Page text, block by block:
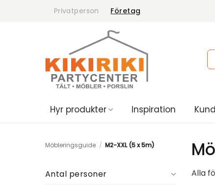
Privatperson Företag
Hyr produkter Inspiration
Möbleringsguide / M2-XXL (5 x 5m)
Antal personer
Alla